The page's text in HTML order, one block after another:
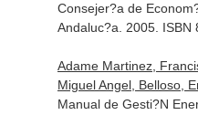
Consejer?a de
Andaluc?a. 2005. ISBN
Adame Martinez,
Miguel Angel, Belloso,
Manual de Gesti?N